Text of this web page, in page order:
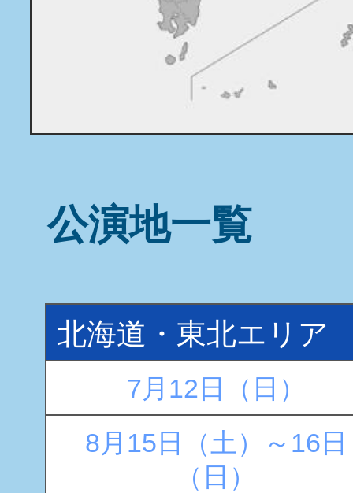
公演地一覧
北海道・東北エリア
7月12日（日）
8月15日（土）～16日
（日）